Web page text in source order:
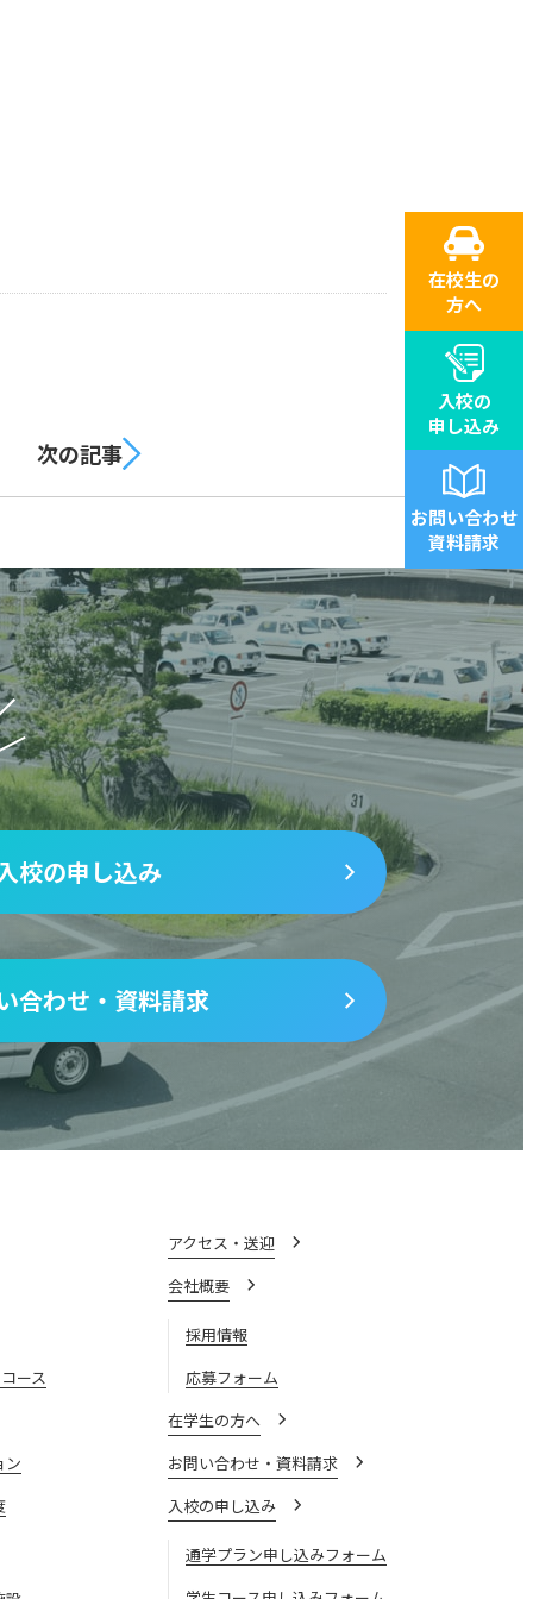
在校生の
方へ
入校の
申し込み
お問い合わせ
資料請求
次の記事
校の申し込み
合わせ・資料請求
ース
ン
アクセス・送迎
会社概要
採用情報
応募フォーム
在学生の方へ
お問い合わせ・資料請求
入校の申し込み
通学プラン申し込みフォーム